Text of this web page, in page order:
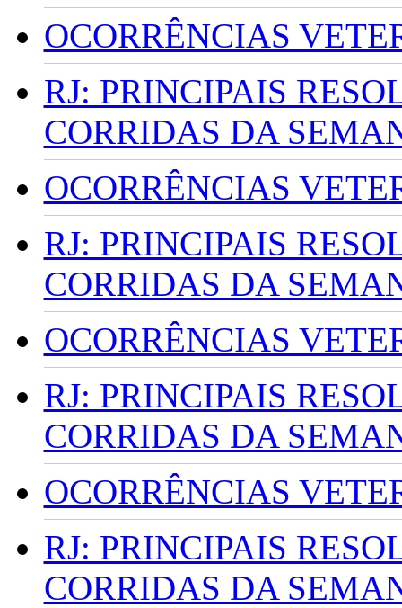
OCORRÊNCIAS
RJ: PRINCIPAIS
CORRIDAS DA
OCORRÊNCIAS
RJ: PRINCIPAIS
CORRIDAS DA
OCORRÊNCIAS
RJ: PRINCIPAIS
CORRIDAS DA
OCORRÊNCIAS
RJ: PRINCIPAIS
CORRIDAS DA